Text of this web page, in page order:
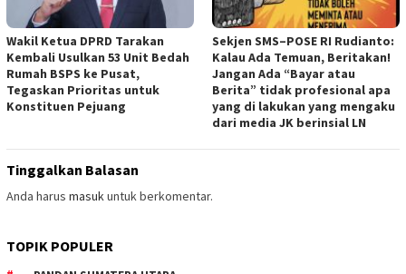
Wakil Ketua DPRD Tarakan
Kembali Usulkan 53 Unit Bedah
Rumah BSPS ke Pusat,
Tegaskan Prioritas untuk
Konstituen Pejuang
Sekjen SMS–POSE RI Rudianto:
Kalau Ada Temuan, Beritakan!
Jangan Ada “Bayar atau
Berita” tidak profesional apa
yang di lakukan yang mengaku
dari media JK berinsial LN
Tinggalkan Balasan
Anda harus masukuntuk berkomentar.
TOPIK POPULER